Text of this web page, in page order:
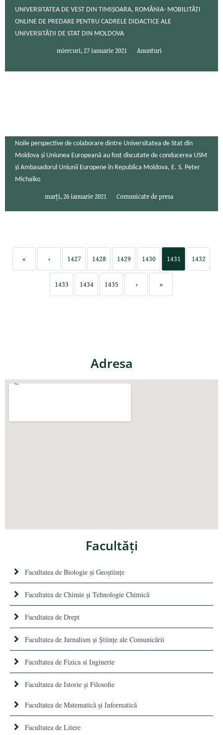
UNIVERSITATEA DE VEST DIN TIMIȘOARA, ROMÂNIA- MOBILITĂȚI
ONLINE DE PREDARE PENTRU CADRELE DIDACTICE ALE
UNIVERSITĂȚII DE STAT DIN MOLDOVA
miercuri, 27 ianuarie 2021 Anunturi
Noile perspective de colaborare dintre Universitatea de Stat din
Moldova și Uniunea Europeană au fost discutate de conducerea USM
și Ambasadorul Uniunii Europene în Republica Moldova, E. S. Peter
Michalko
marți, 26 ianuarie 2021 Comunicate de presa
« ‹ 1427 1428 1429 1430 1431 1432
1433 1434 1435 › »
Adresa
Facultăţi
Facultatea de Biologie și Geoștiințe
Facultatea de Chimie şi Tehnologie Chimică
Facultatea de Drept
Facultatea de Jurnalism şi Ştiinţe ale Comunicării
Facultatea de Fizica si Inginerie
Facultatea de Istorie şi Filosofie
Facultatea de Matematică şi Informatică
Facultatea de Litere